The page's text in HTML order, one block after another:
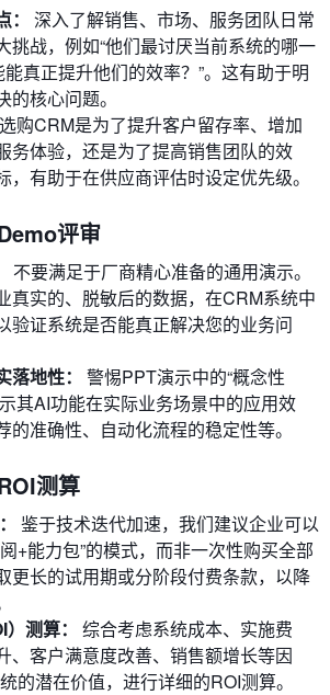
深入了解销售、市场、服务团队日常
挑战，例如“他们最讨厌当前系统的哪一
能真正提升他们的效率？”。这有助于明
核心问题。
选购CRM是为了提升客户留存率、增加
务体验，还是为了提高销售团队的效
，有助于在供应商评估时设定优先级。
评审
不要满足于厂商精心准备的通用演示。
真实的、脱敏后的数据，在CRM系统中
验证系统是否能真正解决您的业务问
地性：
警惕PPT演示中的“概念性
其AI功能在实际业务场景中的应用效
的准确性、自动化流程的稳定性等。
测算
鉴于技术迭代加速，我们建议企业可以
+能力包”的模式，而非一次性购买全部
更长的试用期或分阶段付费条款，以降
测算：
综合考虑系统成本、实施费
、客户满意度改善、销售额增长等因
的潜在价值，进行详细的ROI测算。